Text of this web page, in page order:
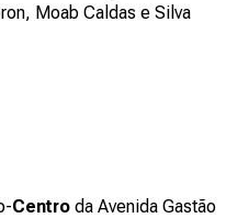
Moab Caldas e Silva
Centro da Avenida Gastão